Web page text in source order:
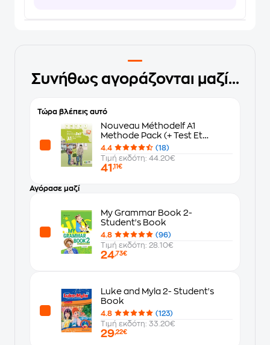
Συνήθως αγοράζονται μαζί...
Τώρα βλέπεις αυτό
Nouveau Méthodelf A1
Methode Pack (+ Test Et
Entrainement )
4.4
(18)
Τιμή εκδότη: 44.20€
41 ,11€
Αγόρασε μαζί
My Grammar Book 2-
Student's Book
4.8
(96)
Τιμή εκδότη: 28.10€
24,73€
Luke and Myla 2- Student's
Book
4.8
(123)
Τιμή εκδότη: 33.20€
29,22€